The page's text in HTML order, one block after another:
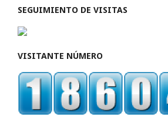
SEGUIMIENTO DE VISITAS
VISITANTE NÚMERO